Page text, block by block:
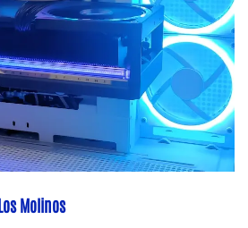
Molinos